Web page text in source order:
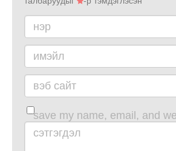
нэр
имэйл
вэб сайт
save my name, email, and
browser for the next time i
сэтгэгдэл